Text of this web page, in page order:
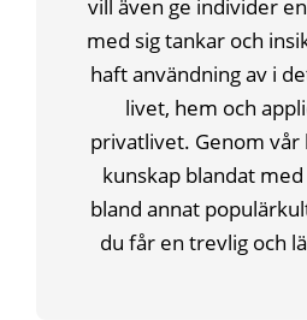
vill även ge individer
med sig tankar och
haft användning av i
livet, hem och
privatlivet. Genom
kunskap blandat
bland annat
du får en trevlig och